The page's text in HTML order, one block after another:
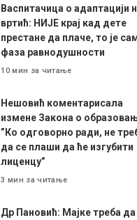
Васпитачица о адаптацији
вртић: НИЈЕ крај кад дете
престане да плаче, то је
фаза равнодушности
10 мин за читање
Нешовић коментарисала
измене Закона о
”Ко одговорно ради, не
да се плаши да ће изгубити
лиценцу”
3 мин за читање
Др Пановић: Мајке треба да